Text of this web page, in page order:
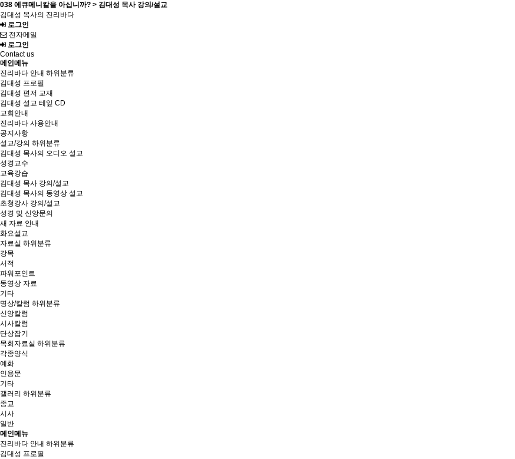
038 에큐메니칼을 아십니까? > 김대성 목사 강의/설교
김대성 목사의 진리바다
로그인
전자메일
로그인
Contact us
메인메뉴
진리바다 안내 하위분류
김대성 프로필
김대성 편저 교재
김대성 설교 테잎 CD
교회안내
진리바다 사용안내
공지사항
설교/강의 하위분류
김대성 목사의 오디오 설교
성경교수
교육강습
김대성 목사 강의/설교
김대성 목사의 동영상 설교
초청강사 강의/설교
성경 및 신앙문의
새 자료 안내
화요설교
자료실 하위분류
강목
서적
파워포인트
동영상 자료
기타
명상/칼럼 하위분류
신앙칼럼
시사칼럼
단상잡기
목회자료실 하위분류
각종양식
예화
인용문
기타
갤러리 하위분류
종교
시사
일반
메인메뉴
진리바다 안내 하위분류
김대성 프로필